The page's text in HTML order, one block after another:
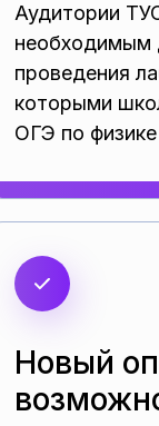
Аудитории
необходимым
проведения
которыми
ОГЭ по физике
Новый